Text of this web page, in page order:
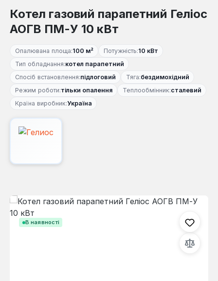
Котел газовий парапетний Геліос
АОГВ ПМ-У 10 кВт
Опалювана площа:100 м² Потужність:10 кВт
Тип обладнання:котел парапетний
Спосіб встановлення:підлоговий Тяга:бездимохідний
Режим роботи:тільки опалення Теплообмінник:сталевий
Країна виробник:Україна
В наявності
Пропустити галерею зображень